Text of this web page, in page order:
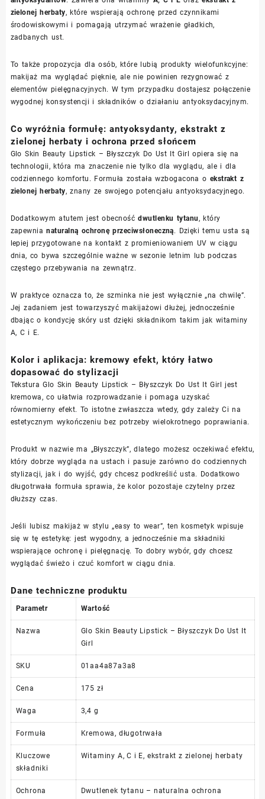
zielonej herbaty, które wspierają ochronę przed czynnikami
środowiskowymi i pomagają utrzymać wrażenie gładkich,
zadbanych ust.
To także propozycja dla osób, które lubią produkty wielofunkcyjne:
makijaż ma wyglądać pięknie, ale nie powinien rezygnować z
elementów pielęgnacyjnych. W tym przypadku dostajesz połączenie
wygodnej konsystencji i składników o działaniu antyoksydacyjnym.
Co wyróżnia formułę: antyoksydanty, ekstrakt z
zielonej herbaty i ochrona przed słońcem
Glo Skin Beauty Lipstick – Błyszczyk Do Ust It Girl opiera się na
technologii, która ma znaczenie nie tylko dla wyglądu, ale i dla
codziennego komfortu. Formuła została wzbogacona o ekstrakt z
zielonej herbaty, znany ze swojego potencjału antyoksydacyjnego.
Dodatkowym atutem jest obecnośćdwutlenku tytanu, który
zapewnianaturalną ochronę przeciwsłoneczną. Dzięki temu usta są
lepiej przygotowane na kontakt z promieniowaniem UV w ciągu
dnia, co bywa szczególnie ważne w sezonie letnim lub podczas
częstego przebywania na zewnątrz.
W praktyce oznacza to, że szminka nie jest wyłącznie „na chwilę”.
Jej zadaniem jest towarzyszyć makijażowi dłużej, jednocześnie
dbając o kondycję skóry ust dzięki składnikom takim jak witaminy
A, C i E.
Kolor i aplikacja: kremowy efekt, który łatwo
dopasować do stylizacji
Tekstura Glo Skin Beauty Lipstick – Błyszczyk Do Ust It Girl jest
kremowa, co ułatwia rozprowadzanie i pomaga uzyskać
równomierny efekt. To istotne zwłaszcza wtedy, gdy zależy Ci na
estetycznym wykończeniu bez potrzeby wielokrotnego poprawiania.
Produkt w nazwie ma „Błyszczyk”, dlatego możesz oczekiwać efektu,
który dobrze wygląda na ustach i pasuje zarówno do codziennych
stylizacji, jak i do wyjść, gdy chcesz podkreślić usta. Dodatkowo
długotrwała formuła sprawia, że kolor pozostaje czytelny przez
dłuższy czas.
Jeśli lubisz makijaż w stylu „easy to wear”, ten kosmetyk wpisuje
się w tę estetykę: jest wygodny, a jednocześnie ma składniki
wspierające ochronę i pielęgnację. To dobry wybór, gdy chcesz
wyglądać świeżo i czuć komfort w ciągu dnia.
Dane techniczne produktu
Parametr Wartość
Nazwa
Glo Skin Beauty Lipstick – Błyszczyk Do Ust It
Girl
SKU 01aa4a87a3a8
Cena 175 zł
Waga 3,4 g
Formuła Kremowa, długotrwała
Kluczowe
składniki
Witaminy A, C i E, ekstrakt z zielonej herbaty
Ochrona
Dwutlenek tytanu – naturalna ochrona